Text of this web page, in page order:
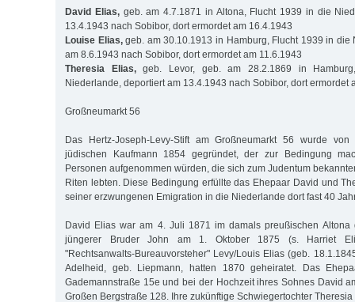
David Elias,geb. am 4.7.1871 in Altona, Flucht 1939 in die
13.4.1943 nach Sobibor, dort ermordet am 16.4.1943
Louise Elias,geb. am 30.10.1913 in Hamburg, Flucht 1939 in die
am 8.6.1943 nach Sobibor, dort ermordet am 11.6.1943
Theresia Elias,geb. Levor, geb. am 28.2.1869 in
Niederlande, deportiert am 13.4.1943 nach Sobibor, dort ermordet
Großneumarkt 56
Das Hertz-Joseph-Levy-Stift am Großneumarkt 56 wurde von
jüdischen Kaufmann 1854 gegründet, der zur Bedingung
Personen aufgenommen würden, die sich zum Judentum
Riten lebten. Diese Bedingung erfüllte das Ehepaar David und
seiner erzwungenen Emigration in die Niederlande dort fast 40
David Elias war am 4. Juli 1871 im damals preußischen Altona
jüngerer Bruder John am 1. Oktober 1875 (s. Harriet
"Rechtsanwalts-Bureauvorsteher" Levy/Louis Elias (geb.
Adelheid, geb. Liepmann, hatten 1870 geheiratet. Das
Gademannstraße 15e und bei der Hochzeit ihres Sohnes David
Großen Bergstraße 128. Ihre zukünftige Schwiegertochter